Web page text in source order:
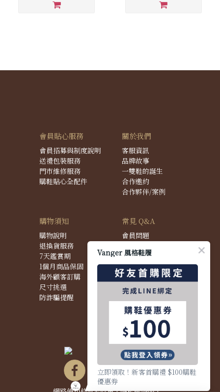
會員貼心服務
會員招募與制度說明
送禮包裝服務
門市維修服務
購鞋貼心全配件
關於我們
客服資訊
品牌故事
一雙鞋的誕生
合作邀約
合作夥伴/案例
購物須知
購物說明
退換貨服務
7天鑑賞期
1個月商品保固
海外顧客訂購
尺寸挑選
防詐騙提醒
常見 Q&A
會員問題
配送問題
退換貨問題
商品問題
Vanger 風格鞋履
立即領取！新客首購禮 $100購鞋
優惠券